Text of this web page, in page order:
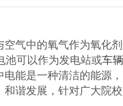
气中的氧气作为氧化
池可以作为发电站或车辆
能是一种清洁的能源
谐发展，针对广大院